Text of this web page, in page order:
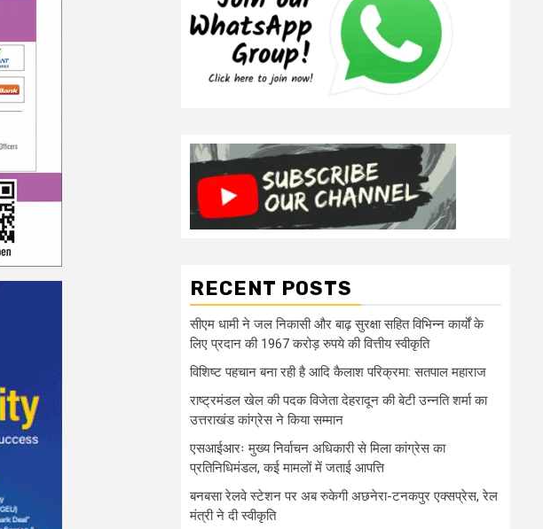
RECENT POSTS
सीएम धामी ने जल निकासी और बाढ़ सुरक्षा सहित विभिन्न कार्यों के
लिए प्रदान की 1967 करोड़ रुपये की वित्तीय स्वीकृति
विशिष्ट पहचान बना रही है आदि कैलाश परिक्रमा: सतपाल महाराज
राष्ट्रमंडल खेल की पदक विजेता देहरादून की बेटी उन्नति शर्मा का
उत्तराखंड कांग्रेस ने किया सम्मान
एसआईआरः मुख्य निर्वाचन अधिकारी से मिला कांग्रेस का
प्रतिनिधिमंडल, कई मामलों में जताई आपत्ति
बनबसा रेलवे स्टेशन पर अब रुकेगी अछनेरा-टनकपुर एक्सप्रेस, रेल
मंत्री ने दी स्वीकृति